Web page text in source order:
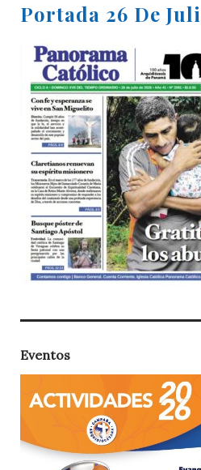
Portada 26 De
Eventos